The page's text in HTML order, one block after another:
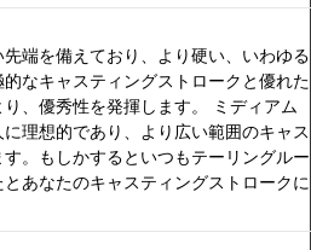
端を備えており、より硬い、いわゆる
なキャスティングストロークと優れた
、優秀性を発揮します。 ミディアム
理想的であり、より広い範囲のキャス
。もしかするといつもテーリングルー
あなたのキャスティングストロークに